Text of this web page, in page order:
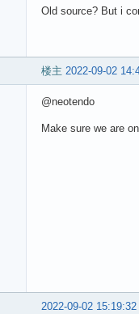
Old source? But i
楼主 2022-09-02
@neotendo
Make sure we are
2022-09-02 15:19:32